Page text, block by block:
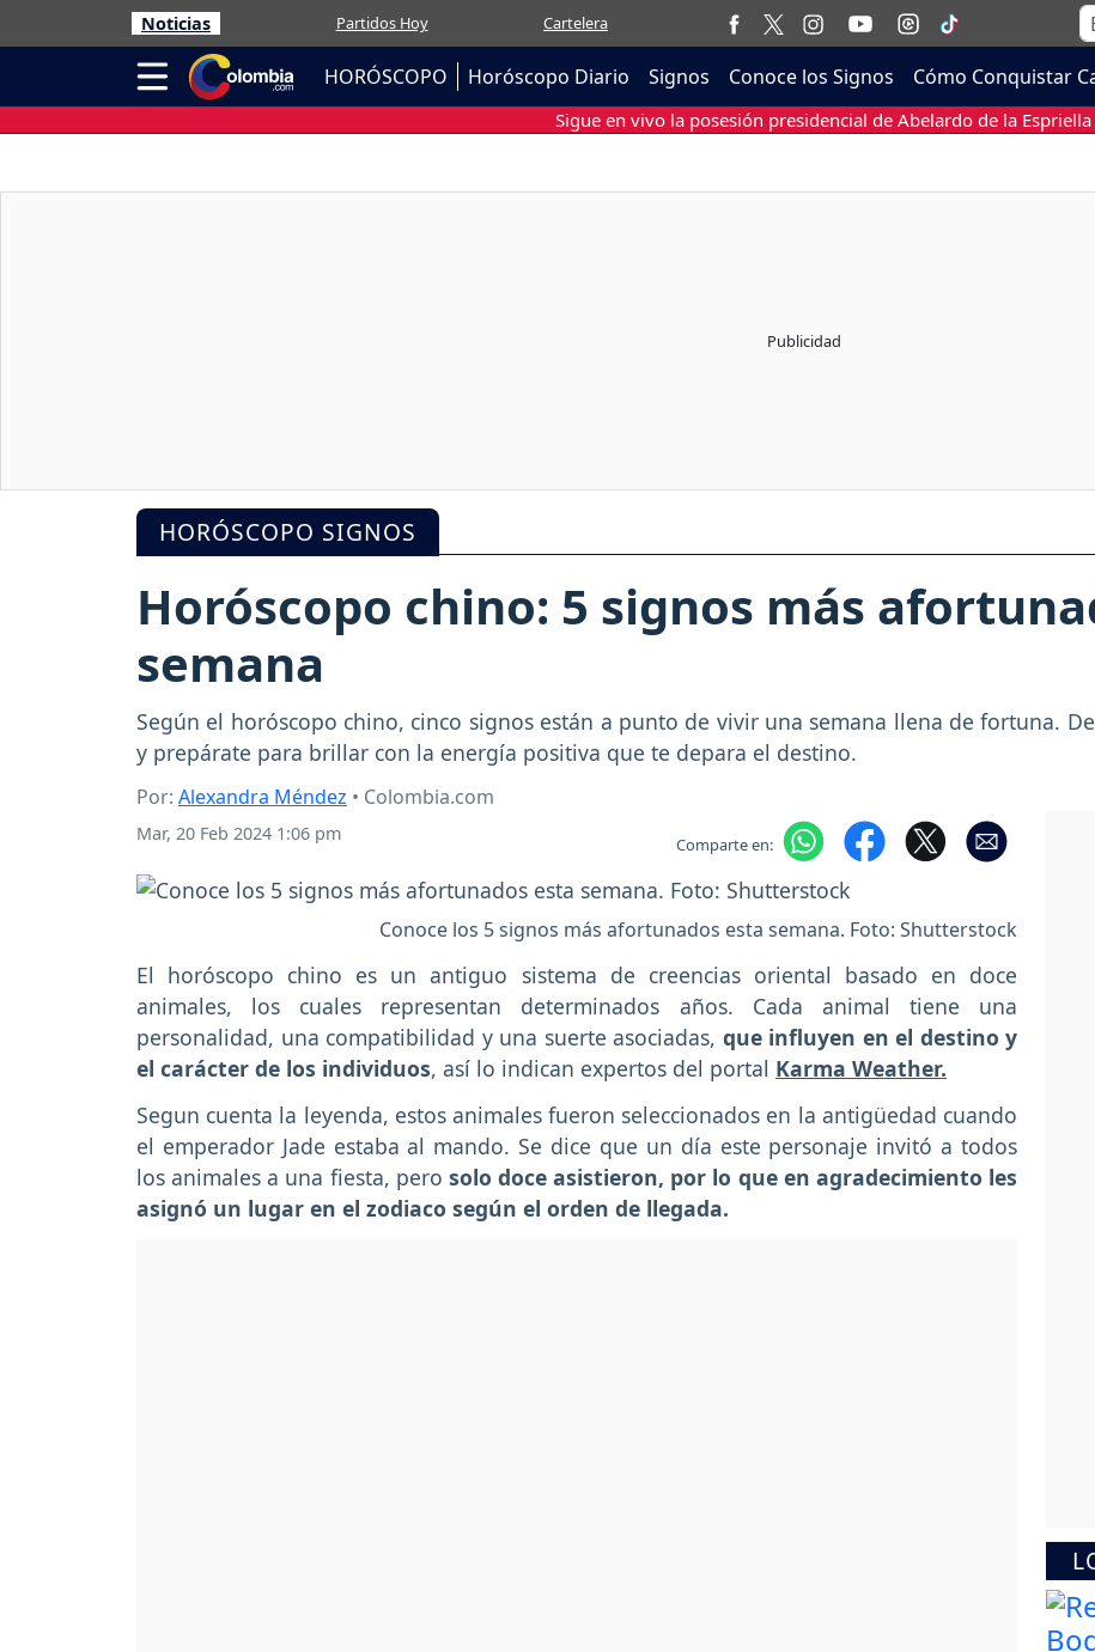
Noticias Partidos Hoy Cartelera
HORÓSCOPO Horóscopo Diario Signos Conoce los Signos Cómo Conquistar
Sigue en vivo la posesión presidencial de Abelardo de la Espriella
HORÓSCOPO SIGNOS
Horóscopo chino: 5 signos más
semana
Según el horóscopo chino, cinco signos están a punto de vivir una semana llena de fortuna.
y prepárate para brillar con la energía positiva que te depara el destino.
Por: Alexandra Méndez • Colombia.com
Mar, 20 Feb 2024 1:06 pm Comparte en:
Conoce los 5 signos más afortunados esta semana. Foto: Shutterstock
El horóscopo chino es un antiguo sistema de creencias oriental basado en doce
animales, los cuales representan determinados años. Cada animal tiene una
personalidad, una compatibilidad y una suerte asociadas, que influyen en el destino y
el carácter de los individuos, así lo indican expertos del portal Karma Weather.
Segun cuenta la leyenda, estos animales fueron seleccionados en la antigüedad cuando
el emperador Jade estaba al mando. Se dice que un día este personaje invitó a todos
los animales a una fiesta, pero solo doce asistieron, por lo que en agradecimiento les
asignó un lugar en el zodiaco según el orden de llegada.